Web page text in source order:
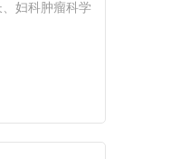
妇科肿瘤科学